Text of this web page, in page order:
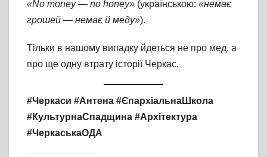
«No money — no honey» (українською: «немає
грошей — немає й меду»).
Тільки в нашому випадку йдеться не про мед, а
про ще одну втрату історії Черкас.
#Черкаси #Антена #ЄпархіальнаШкола
#КультурнаСпадщина #Архітектура
#ЧеркаськаОДА